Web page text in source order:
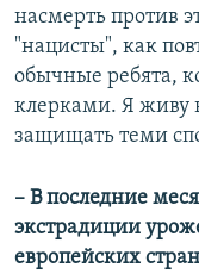
насмерть против
"нацисты", как
обычные ребята,
клерками. Я живу
защищать теми
– В последние
экстрадиции
европейских